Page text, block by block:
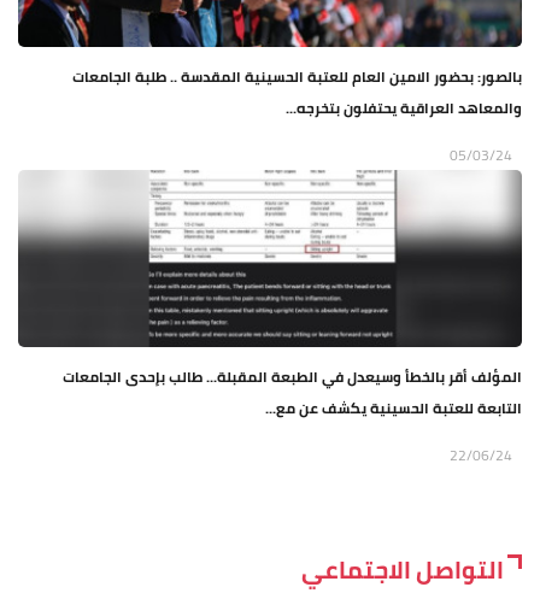
بالصور: بحضور الامين العام للعتبة الحسينية المقدسة .. طلبة الجامعات
والمعاهد العراقية يحتفلون بتخرجه...
05/03/24
المؤلف أقر بالخطأ وسيعدل في الطبعة المقبلة... طالب بإحدى الجامعات
التابعة للعتبة الحسينية يكشف عن مع...
22/06/24
التواصل الاجتماعي